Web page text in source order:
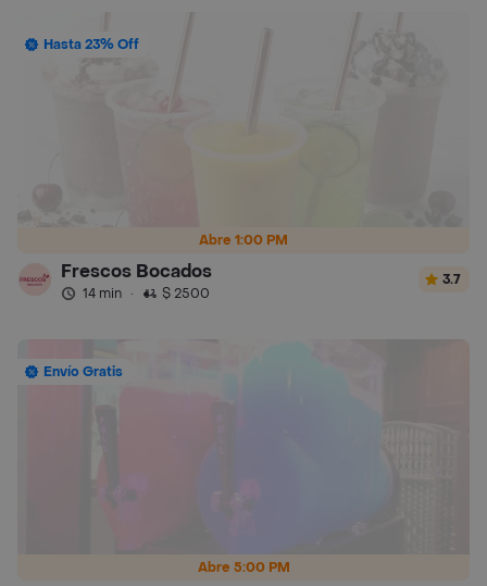
Abre 1:00 PM
Hasta 23% Off
Frescos Bocados
14 min · $ 2500
3.7
Abre 5:00 PM
Envío Gratis